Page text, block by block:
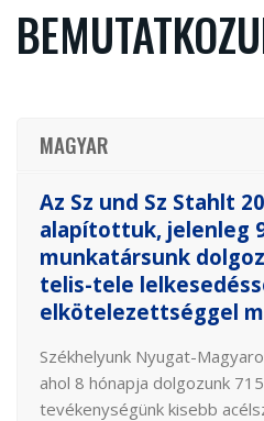
MAGYAR
Az Sz und Sz Stahlt
alapítottuk, jelenleg
munkatársunk
telis-tele
elkötelezettséggel
Székhelyunk Nyugat-
ahol 8 hónapja dolgozunk
tevékenységünk kisebb